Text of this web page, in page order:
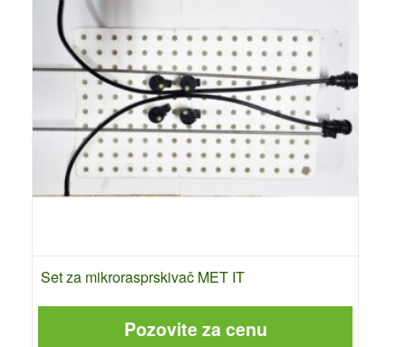
Set za mikrorasprskivač MET IT
Pozovite za cenu